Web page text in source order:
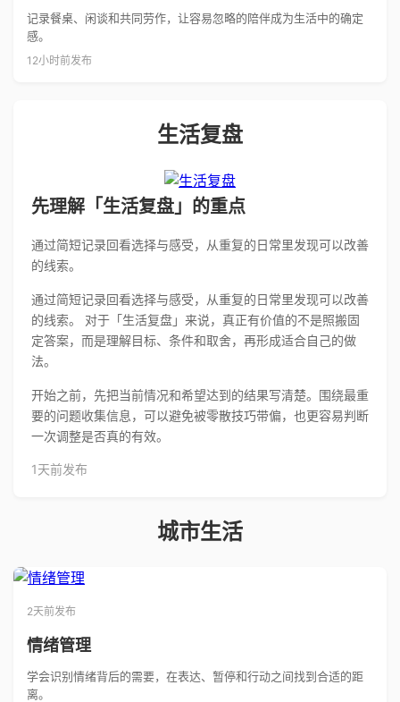
记录餐桌、闲谈和共同劳作，让容易忽略的陪伴成为生活中的确定
感。
12小时前发布
生活复盘
先理解「生活复盘」的重点
通过简短记录回看选择与感受，从重复的日常里发现可以改善
的线索。
通过简短记录回看选择与感受，从重复的日常里发现可以改善
的线索。 对于「生活复盘」来说，真正有价值的不是照搬固
定答案，而是理解目标、条件和取舍，再形成适合自己的做
法。
开始之前，先把当前情况和希望达到的结果写清楚。围绕最重
要的问题收集信息，可以避免被零散技巧带偏，也更容易判断
一次调整是否真的有效。
1天前发布
城市生活
2天前发布
情绪管理
学会识别情绪背后的需要，在表达、暂停和行动之间找到合适的距
离。